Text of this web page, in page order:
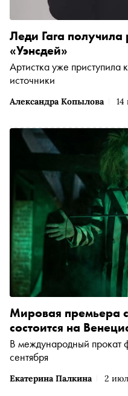
Александра Копылова 14
Леди Гага получила
«Уэнсдей»
Артистка уже
источники
Екатерина Палкина 2
Мировая премьера
состоится на
В международный прокат
сентября